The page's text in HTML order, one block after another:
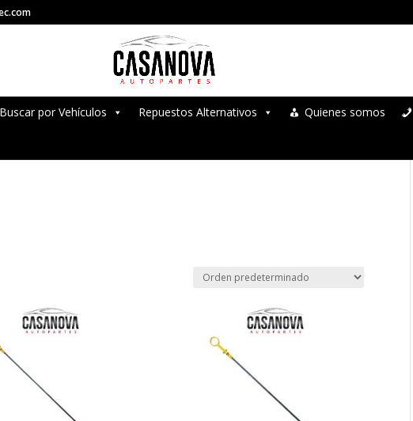
Buscar por Vehículos Repuestos Alternativos Quienes somos